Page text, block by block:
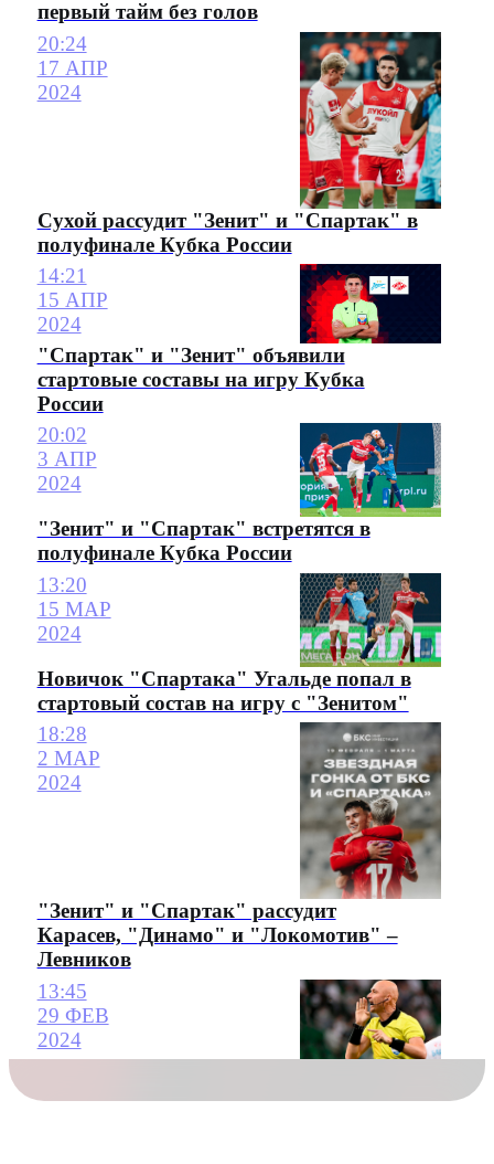
первый тайм без голов
20:24
17 АПР
2024
Сухой рассудит "Зенит" и "Спартак" в
полуфинале Кубка России
14:21
15 АПР
2024
"Спартак" и "Зенит" объявили
стартовые составы на игру Кубка
России
20:02
3 АПР
2024
"Зенит" и "Спартак" встретятся в
полуфинале Кубка России
13:20
15 МАР
2024
Новичок "Спартака" Угальде попал в
стартовый состав на игру с "Зенитом"
18:28
2 МАР
2024
"Зенит" и "Спартак" рассудит
Карасев, "Динамо" и "Локомотив" –
Левников
13:45
29 ФЕВ
2024